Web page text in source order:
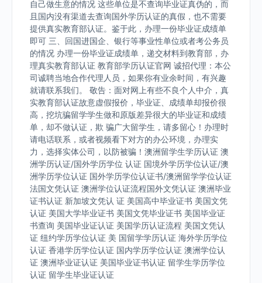
自己做生意的情况 这些单位是不查询毕业证真伪的，而
且国内没有渠道去查询国外学历认证的真假，也不需要
提供真实教育部认证。鉴于此，办理一份毕业证成绩单
即可 三、回国进国企、银行等事业性单位或者考公务员
的情况 办理一份毕业证成绩单，递交材料到教育部，办
理真实教育部认证 教育部学历认证官网 诚招代理：本公
司诚聘当地合作代理人员，如果你有业余时间，有兴趣
就请联系我们。 敬告：面对网上有些不良个人中介，真
实教育部认证故意虚假报价，毕业证、成绩单却报价很
高，挖坑骗留学学生做和原版差异很大的毕业证和成绩
单，却不做认证，欺 骗广大留学生，请多留心！办理时
请电话联系，或者视频看下对方的办公环境，办理实
力，选择实体公司，以防被骗！澳洲留学生学历认证 澳
洲学历认证/国外学历学位 认证 国境外学历学位认证/澳
洲学历学位认证 国外学历学位认证书/澳洲留学学位认证
法国文凭认证 澳洲学位认证流程国外文凭认证 澳洲毕业
证书认证 新加坡文凭认 证 美国高中毕业证书 美国文凭
认证 美国大学毕业证书 美国文凭毕业证书 美国毕业证
书查询 美国毕业证认证 美国学历认证流程 美国文凭认
证 纽约学历学位认证 美 国留学学历认证 海外学历学位
认证 香港学历学位认证 国内学历学位认证 澳洲学位认
证 澳洲毕业证认证 美国毕业证书认证 留学生学历学位
认证 留学生毕业证认证